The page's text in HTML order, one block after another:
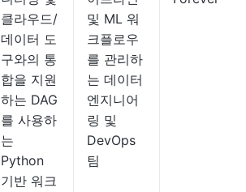
클라우드/
데이터 도
구와의 통
합을 지원
하는 DAG
를 사용하
는
Python
기반 워크
및 ML 워
크플로우
를 관리하
는 데이터
엔지니어
링 및
DevOps
팀